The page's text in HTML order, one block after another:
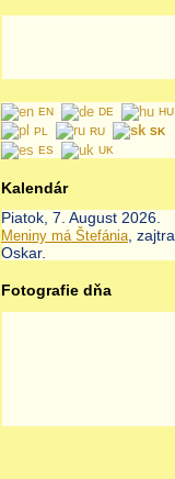
EN DE
HU
PL
RU
SK
ES
UK
Kalendár
Piatok , 7. August 2026.
Meniny má Štefánia , zajtra
Oskar.
Fotografie dňa